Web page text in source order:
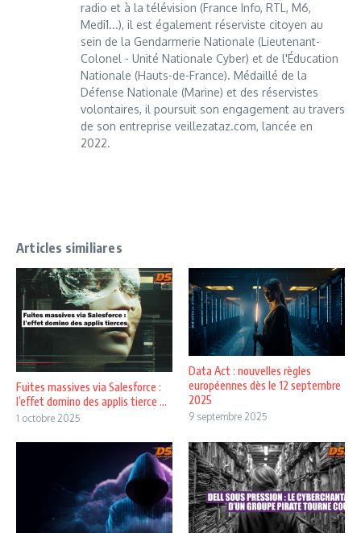
radio et à la télévision (France Info, RTL, M6,
Medi1...), il est également réserviste citoyen au
sein de la Gendarmerie Nationale (Lieutenant-
Colonel - Unité Nationale Cyber) et de l'Éducation
Nationale (Hauts-de-France). Médaillé de la
Défense Nationale (Marine) et des réservistes
volontaires, il poursuit son engagement au travers
de son entreprise veillezataz.com, lancée en
2022.
Articles similiares
Fuites massives via Salesforce :
l’effet domino des applis tierce ...
1 octobre 2025
Data Act : nouvelles règles
européennes dès le 12 septembre
2025
9 septembre 2025